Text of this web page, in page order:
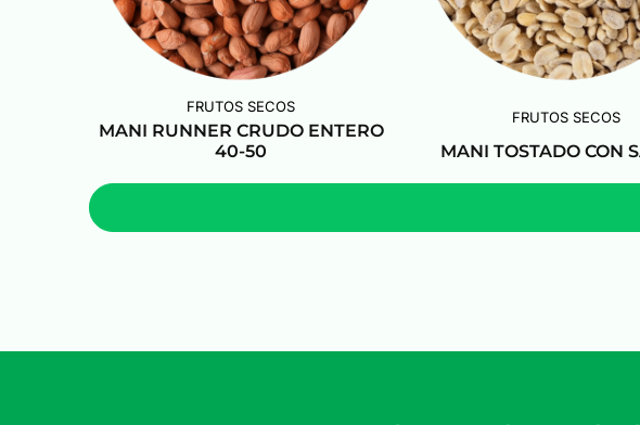
FRUTOS SECOS
MANI RUNNER CRUDO ENTERO
40-50
FRUTOS SECOS
MANI TOSTADO CON